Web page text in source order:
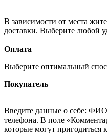
В зависимости от места
доставки. Выберите любой
Оплата
Выберите оптимальный
Покупатель
Введите данные о себе:
телефона. В поле
которые могут пригодиться